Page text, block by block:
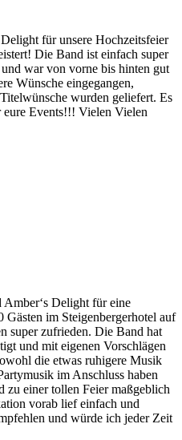
für unsere Hochzeitsfeier
Die Band ist einfach super
war von vorne bis hinten gut
Wünsche eingegangen,
wurden geliefert. Es
Events!!! Vielen Vielen
Delight für eine
im Steigenbergerhotel auf
super zufrieden. Die Band hat
und mit eigenen Vorschlägen
die etwas ruhigere Musik
im Anschluss haben
zu einer tollen Feier maßgeblich
vorab lief einfach und
und würde ich jeder Zeit